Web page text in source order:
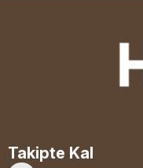
Takipte Kal